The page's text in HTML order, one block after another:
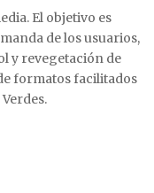
El objetivo es
de los usuarios,
y revegetación de
formatos facilitados